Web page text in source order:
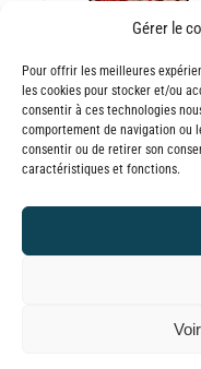
Gérer le
Pour offrir les meilleures
les cookies pour stocker et/ou
consentir à ces technologies
comportement de navigation ou
consentir ou de retirer son
caractéristiques et fonctions.
Batterie
65,00€ TTC